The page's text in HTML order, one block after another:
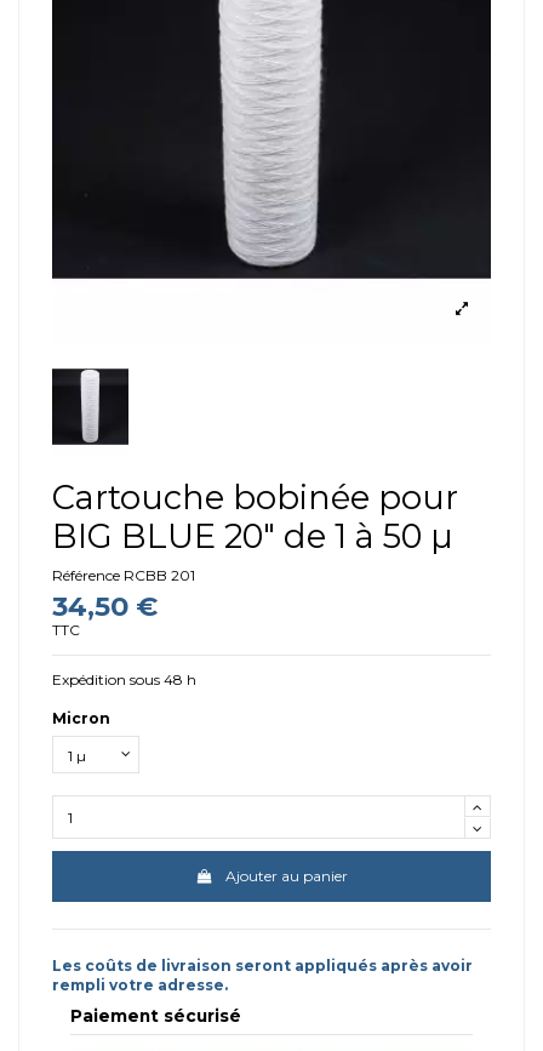
Cartouche bobinée pour
BIG BLUE 20" de 1 à 50 µ
Référence RCBB 201
34,50 €
TTC
Expédition sous 48 h
Micron
Ajouter au panier
Les coûts de livraison seront appliqués après avoir
rempli votre adresse.
Paiement sécurisé